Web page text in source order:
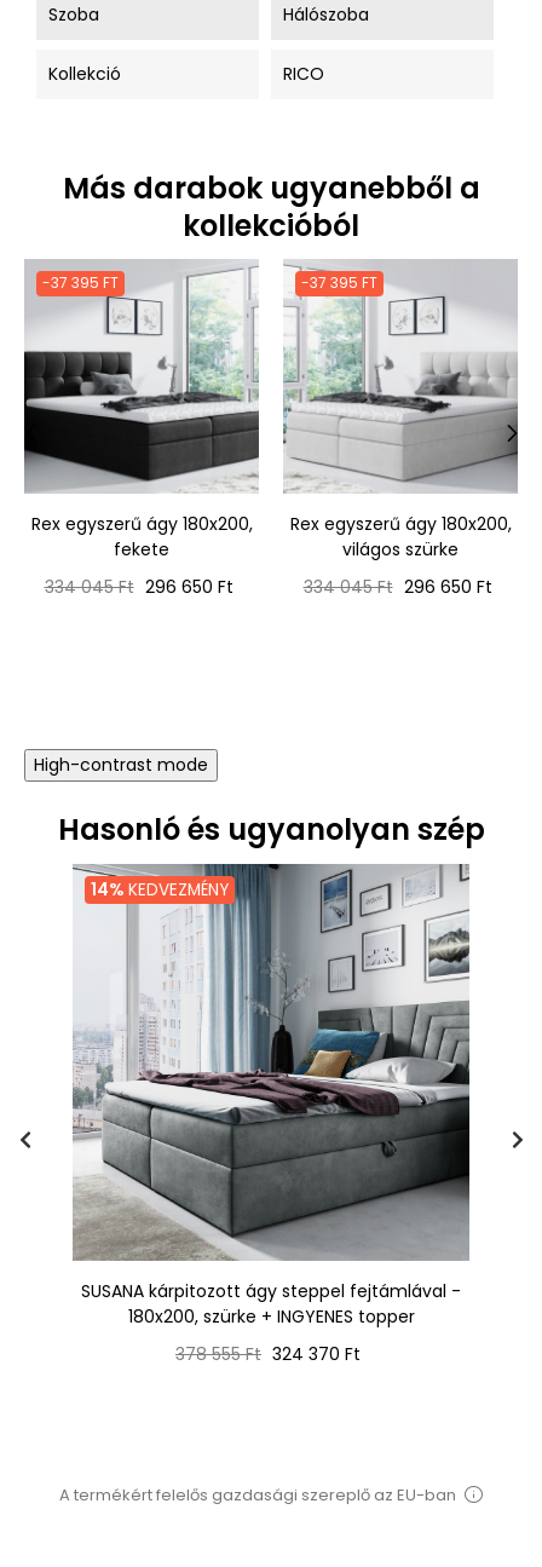
Szoba Hálószoba
Kollekció RICO
Más darabok ugyanebből a
kollekcióból
-37 395 FT
Rex egyszerű ágy 180x200,
fekete
Normál
334 045 Ft Ár
296 650 Ft
-37 395 FT
Rex egyszerű ágy 180x200,
világos szürke
Normál
334 045 Ft Ár
296 650 Ft
High-contrast mode
Hasonló és ugyanolyan szép
14% KEDVEZMÉNY
SUSANA kárpitozott ágy steppel fejtámlával -
180x200, szürke + INGYENES topper
Normál
378 555 Ft Ár
324 370 Ft
A termékért felelős gazdasági szereplő az EU-ban